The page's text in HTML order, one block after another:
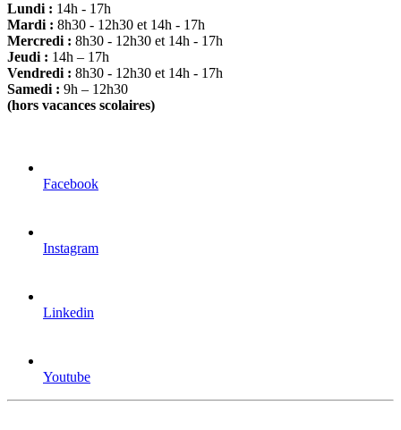
Lundi : 14h - 17h
Mardi : 8h30 - 12h30 et 14h - 17h
Mercredi : 8h30 - 12h30 et 14h - 17h
Jeudi : 14h – 17h
Vendredi : 8h30 - 12h30 et 14h - 17h
Samedi : 9h – 12h30
(hors vacances scolaires)
Facebook
Instagram
Linkedin
Youtube